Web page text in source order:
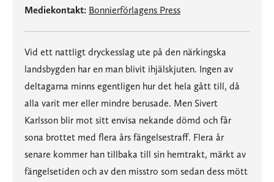
Mediekontakt: Bonnierförlagens Press
Vid ett nattligt dryckesslag ute på den närkingska
landsbygden har en man blivit ihjälskjuten. Ingen av
deltagarna minns egentligen hur det hela gått till, då
alla varit mer eller mindre berusade. Men Sivert
Karlsson blir mot sitt envisa nekande dömd och får
sona brottet med flera års fängelsestraff. Flera år
senare kommer han tillbaka till sin hemtrakt, märkt av
fängelsetiden och av den misstro som sedan dess mött